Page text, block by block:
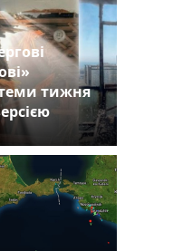
тижня